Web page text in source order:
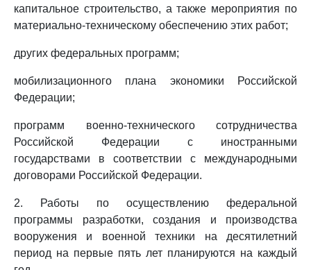
капитальное строительство, а также мероприятия по
материально-техническому обеспечению этих работ;
других федеральных программ;
мобилизационного плана экономики Российской
Федерации;
программ военно-технического сотрудничества
Российской Федерации с иностранными
государствами в соответствии с международными
договорами Российской Федерации.
2. Работы по осуществлению федеральной
программы разработки, создания и производства
вооружения и военной техники на десятилетний
период на первые пять лет планируются на каждый